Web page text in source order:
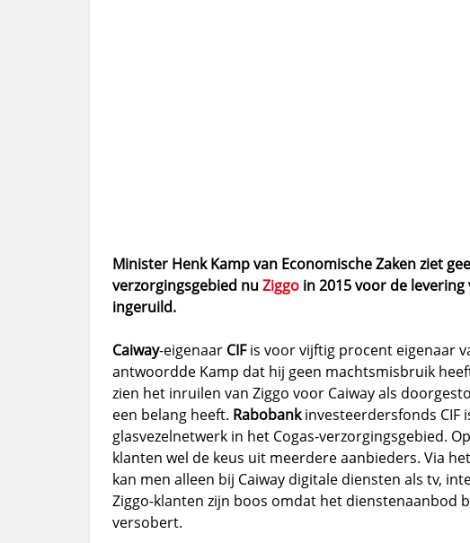
Minister Henk Kamp van Economische Zaken ziet
verzorgingsgebied nuZiggoin 2015 voor de
ingeruild.
Caiway-eigenaar CIFis voor vijftig procent eigenaar
antwoordde Kamp dat hij geen machtsmisbruik
zien het inruilen van Ziggo voor Caiway als
een belang heeft. Rabobankinvesteerdersfonds CIF
glasvezelnetwerk in het Cogas-verzorgingsgebied.
klanten wel de keus uit meerdere aanbieders. Via
kan men alleen bij Caiway digitale diensten als tv,
Ziggo-klanten zijn boos omdat het dienstenaanbod
versobert.